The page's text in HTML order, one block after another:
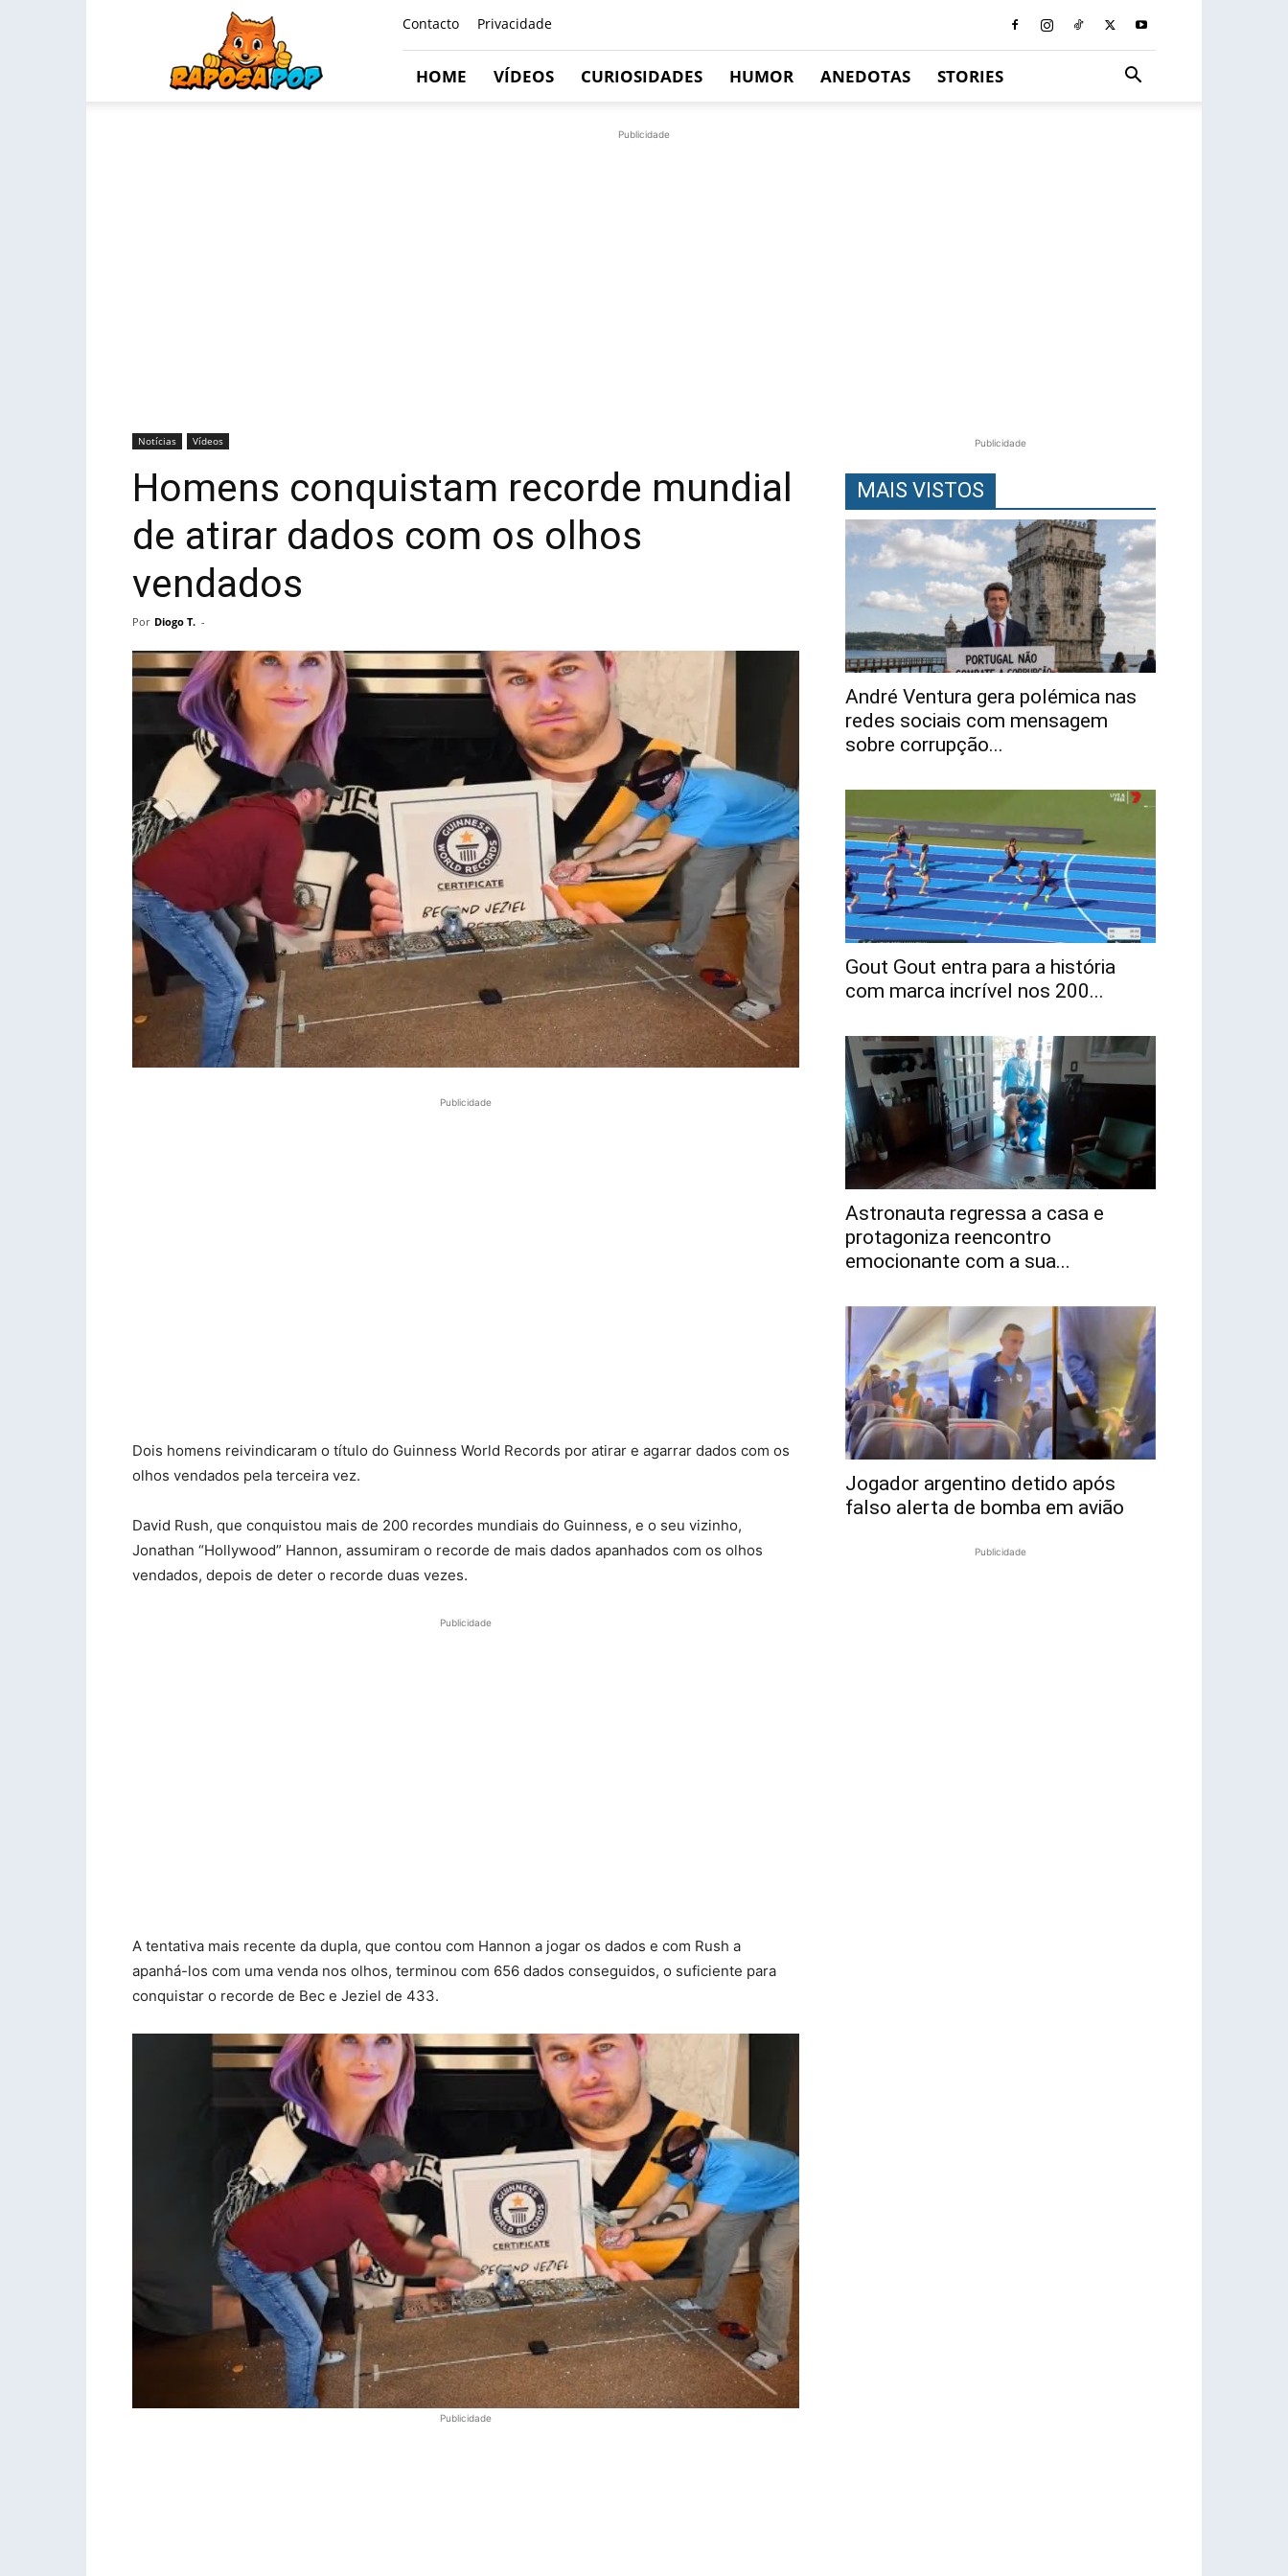
Contacto Privacidade
HOME VÍDEOS CURIOSIDADES HUMOR ANEDOTAS STORIES
Publicidade
Notícias Vídeos
Homens conquistam recorde mundial
de atirar dados com os olhos
vendados
Por Diogo T. -
Publicidade
Dois homens reivindicaram o título do Guinness World Records por atirar e agarrar dados com os
olhos vendados pela terceira vez.
David Rush, que conquistou mais de 200 recordes mundiais do Guinness, e o seu vizinho,
Jonathan “Hollywood” Hannon, assumiram o recorde de mais dados apanhados com os olhos
vendados, depois de deter o recorde duas vezes.
Publicidade
A tentativa mais recente da dupla, que contou com Hannon a jogar os dados e com Rush a
apanhá-los com uma venda nos olhos, terminou com 656 dados conseguidos, o suficiente para
conquistar o recorde de Bec e Jeziel de 433.
Publicidade
Publicidade
MAIS VISTOS
André Ventura gera polémica nas
redes sociais com mensagem
sobre corrupção...
Gout Gout entra para a história
com marca incrível nos 200...
Astronauta regressa a casa e
protagoniza reencontro
emocionante com a sua...
Jogador argentino detido após
falso alerta de bomba em avião
Publicidade